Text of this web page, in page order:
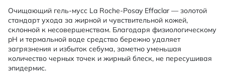
Очищающий гель-мусс La Roche-Posay Effaclar — золотой
стандарт ухода за жирной и чувствительной кожей,
склонной к несовершенствам. Благодаря физиологическому
pH и термальной воде средство бережно удаляет
загрязнения и избыток себума, заметно уменьшая
количество черных точек и жирный блеск, не пересушивая
эпидермис.